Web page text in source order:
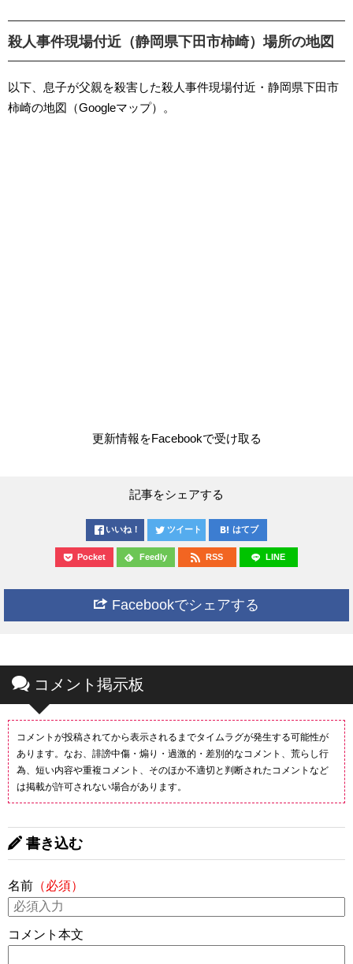
殺人事件現場付近（静岡県下田市柿崎）場所の地図
以下、息子が父親を殺害した殺人事件現場付近・静岡県下田市
柿崎の地図（Googleマップ）。
更新情報をFacebookで受け取る
記事をシェアする
いいね！ ツイート はてブ
Pocket Feedly RSS LINE
Facebookでシェアする
コメント掲示板
コメントが投稿されてから表示されるまでタイムラグが発生する可能性が
あります。なお、誹謗中傷・煽り・過激的・差別的なコメント、荒らし行
為、短い内容や重複コメント、そのほか不適切と判断されたコメントなど
は掲載が許可されない場合があります。
書き込む
名前 （必須）
コメント本文